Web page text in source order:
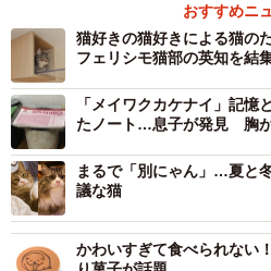
おすすめニ
猫好きの猫好きによる猫の
フェリシモ猫部の英知を結
「メイワクカケナイ」記憶
たノート…息子が発見 胸
まるで「別にゃん」…夏と
議な猫
かわいすぎて食べられない